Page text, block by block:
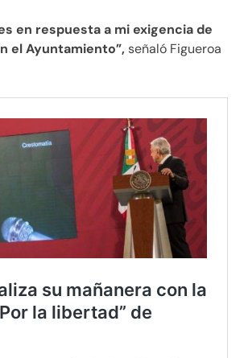
en respuesta a mi exigencia de
el Ayuntamiento”, señaló Figueroa